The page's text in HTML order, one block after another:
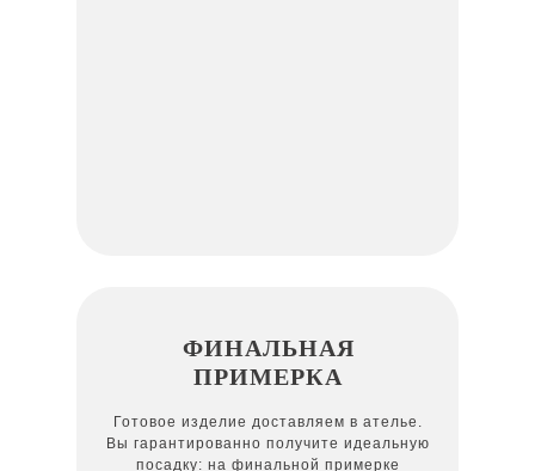
Готовое изделие доставляем в ателье.
Вы гарантированно получите идеальную
посадку: на финальной примерке
ФИНАЛЬНАЯ
ПРИМЕРКА